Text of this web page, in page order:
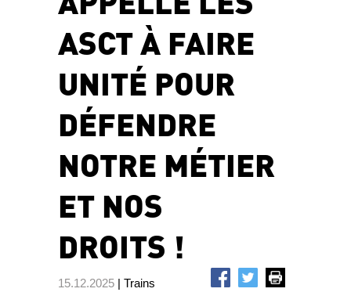
ASCT À FAIRE
UNITÉ POUR
DÉFENDRE
NOTRE MÉTIER
ET NOS
DROITS !
15.12.2025 | Trains